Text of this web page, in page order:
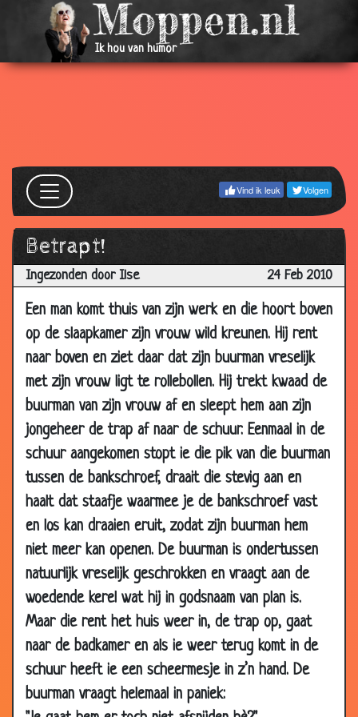
Ik hou van humor
Vind ik leuk Volgen
Betrapt!
Ingezonden door Ilse 24 Feb 2010
Een man komt thuis van zijn werk en die hoort boven
op de slaapkamer zijn vrouw wild kreunen. Hij rent
naar boven en ziet daar dat zijn buurman vreselijk
met zijn vrouw ligt te rollebollen. Hij trekt kwaad de
buurman van zijn vrouw af en sleept hem aan zijn
jongeheer de trap af naar de schuur. Eenmaal in de
schuur aangekomen stopt ie die pik van die buurman
tussen de bankschroef, draait die stevig aan en
haalt dat staafje waarmee je de bankschroef vast
en los kan draaien eruit, zodat zijn buurman hem
niet meer kan openen. De buurman is ondertussen
natuurlijk vreselijk geschrokken en vraagt aan de
woedende kerel wat hij in godsnaam van plan is.
Maar die rent het huis weer in, de trap op, gaat
naar de badkamer en als ie weer terug komt in de
schuur heeft ie een scheermesje in z’n hand. De
buurman vraagt helemaal in paniek:
06 May
2010
Zich slap voelen
06 May
Eerst uitproberen 3.75
28 Apr
2010
Rodeosex 3.62
14 Apr
2010
3.89
2010
Behoeftes
14 Apr
2010
Toestemming vragen 3.76
14 Apr
Blauw oog 3.67
07 Apr
Zucht 3.16
06 Apr
Trouwdag
2010
Negen maanden later
2010
2010
Bijzondere dieren
15 Mar
2010
Kan het niet geloven 3.82
15 Mar
2010
Zo doe je dat 3.08